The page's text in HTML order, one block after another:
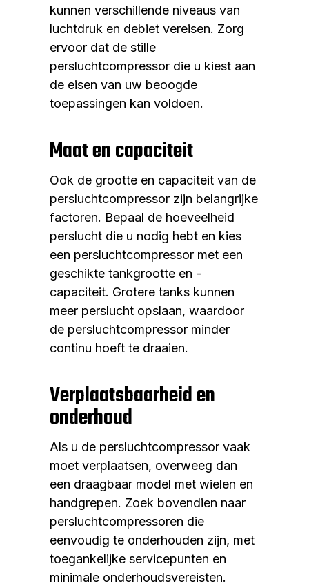
kunnen verschillende niveaus van
luchtdruk en debiet vereisen. Zorg
ervoor dat de stille
persluchtcompressor die u kiest aan
de eisen van uw beoogde
toepassingen kan voldoen.
Maat en capaciteit
Ook de grootte en capaciteit van de
persluchtcompressor zijn belangrijke
factoren. Bepaal de hoeveelheid
perslucht die u nodig hebt en kies
een persluchtcompressor met een
geschikte tankgrootte en -
capaciteit. Grotere tanks kunnen
meer perslucht opslaan, waardoor
de persluchtcompressor minder
continu hoeft te draaien.
Verplaatsbaarheid en
onderhoud
Als u de persluchtcompressor vaak
moet verplaatsen, overweeg dan
een draagbaar model met wielen en
handgrepen. Zoek bovendien naar
persluchtcompressoren die
eenvoudig te onderhouden zijn, met
toegankelijke servicepunten en
minimale onderhoudsvereisten.